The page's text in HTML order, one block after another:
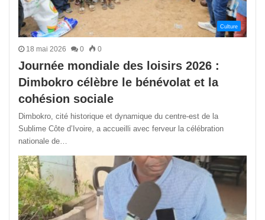
Culture
18 mai 2026 0 0
Journée mondiale des loisirs 2026 :
Dimbokro célèbre le bénévolat et la
cohésion sociale
Dimbokro, cité historique et dynamique du centre-est de la
Sublime Côte d’Ivoire, a accueilli avec ferveur la célébration
nationale de…